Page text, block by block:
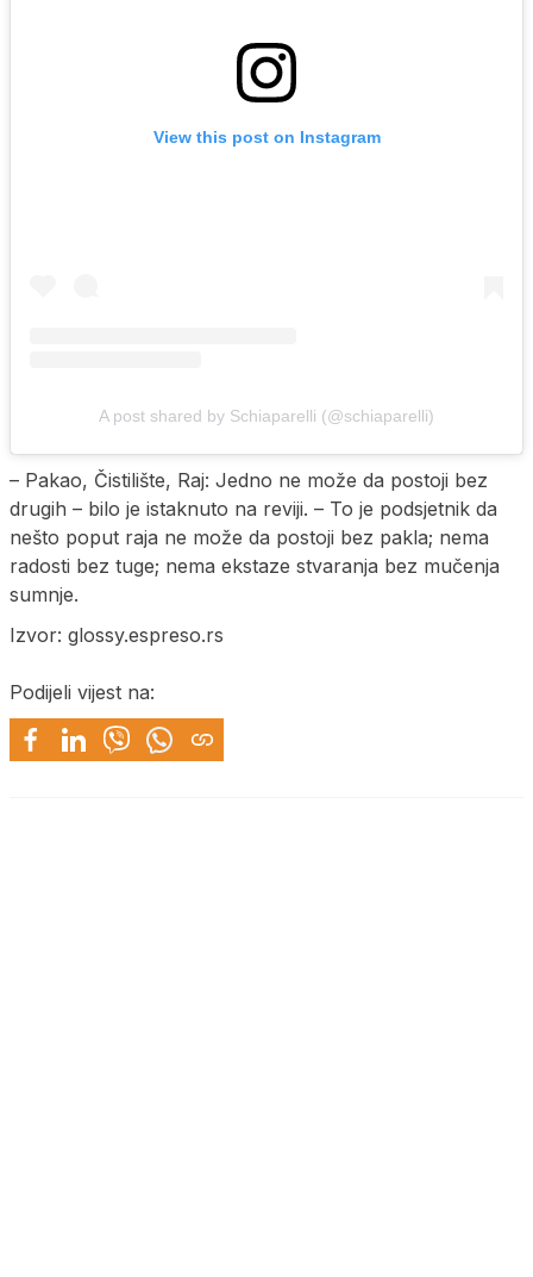
View this post on Instagram
A post shared by Schiaparelli (@schiaparelli)
– Pakao, Čistilište, Raj: Jedno ne može da postoji bez
drugih – bilo je istaknuto na reviji. – To je podsjetnik da
nešto poput raja ne može da postoji bez pakla; nema
radosti bez tuge; nema ekstaze stvaranja bez mučenja
sumnje.
Izvor: glossy.espreso.rs
Podijeli vijest na: